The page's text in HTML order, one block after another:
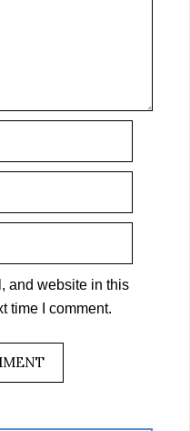
and website in this
time I comment.